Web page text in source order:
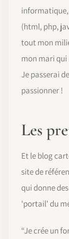
(html, php,
tout mon
mon mari qui
Je passerai
passionner !
Les
Et le blog
site de
qui donne
'portail' du
“Je crée un